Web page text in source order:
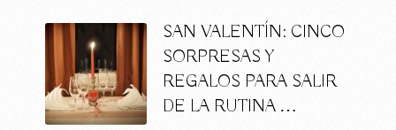
SAN VALENTÍN: CINCO
SORPRESAS Y
REGALOS PARA SALIR
DE LA RUTINA …